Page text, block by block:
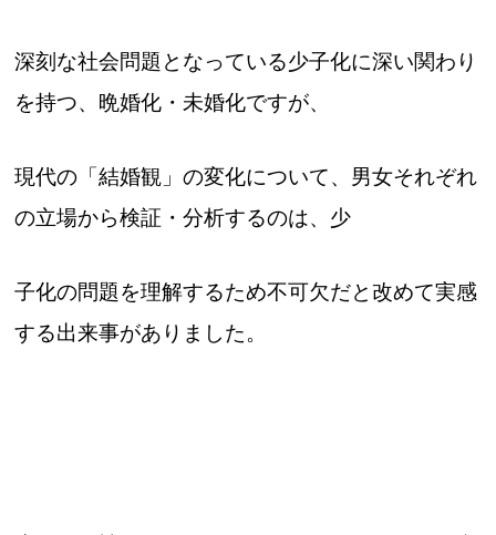
深刻な社会問題となっている少子化に深い関わり
を持つ、晩婚化・未婚化ですが、
現代の「結婚観」の変化について、男女それぞれ
の立場から検証・分析するのは、少
子化の問題を理解するため不可欠だと改めて実感
する出来事がありました。